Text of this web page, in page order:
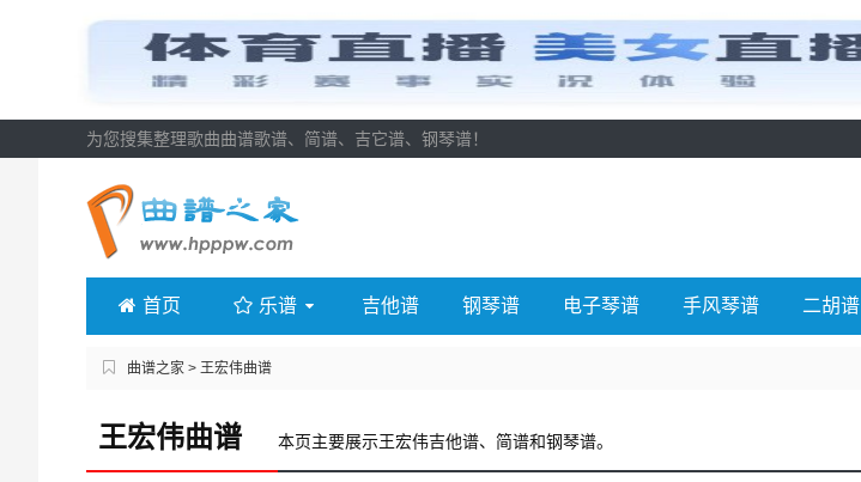
为您搜集整理歌曲曲谱歌谱、简谱、吉它谱、钢琴谱！
首页 乐谱 吉他谱 钢琴谱 电子琴谱 手风琴谱 二胡谱
曲谱之家 > 王宏伟曲谱
王宏伟曲谱 本页主要展示王宏伟吉他谱、简谱和钢琴谱。